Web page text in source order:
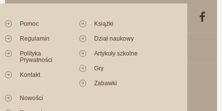
Pomoc
Regulamin
Polityka
Prywatności
Kontakt
Książki
Dział naukowy
Artykuły szkolne
Gry
Zabawki
Nowości